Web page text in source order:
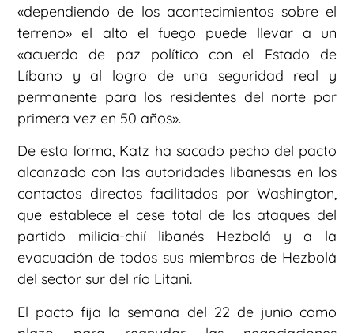
«dependiendo de los acontecimientos sobre el
terreno» el alto el fuego puede llevar a un
«acuerdo de paz político con el Estado de
Líbano y al logro de una seguridad real y
permanente para los residentes del norte por
primera vez en 50 años».
De esta forma, Katz ha sacado pecho del pacto
alcanzado con las autoridades libanesas en los
contactos directos facilitados por Washington,
que establece el cese total de los ataques del
partido milicia-chií libanés Hezbolá y a la
evacuación de todos sus miembros de Hezbolá
del sector sur del río Litani.
El pacto fija la semana del 22 de junio como